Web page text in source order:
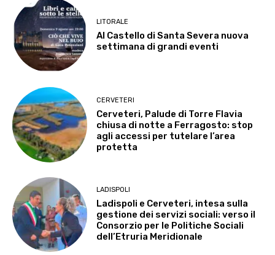
LITORALE
Al Castello di Santa Severa nuova
settimana di grandi eventi
CERVETERI
Cerveteri, Palude di Torre Flavia
chiusa di notte a Ferragosto: stop
agli accessi per tutelare l’area
protetta
LADISPOLI
Ladispoli e Cerveteri, intesa sulla
gestione dei servizi sociali: verso il
Consorzio per le Politiche Sociali
dell’Etruria Meridionale